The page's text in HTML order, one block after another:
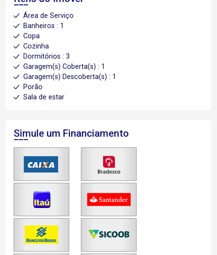
Área de Serviço
Banheiros : 1
Copa
Cozinha
Dormitórios : 3
Garagem(s) Coberta(s) : 1
Garagem(s) Descoberta(s) : 1
Porão
Sala de estar
Simule um Financiamento